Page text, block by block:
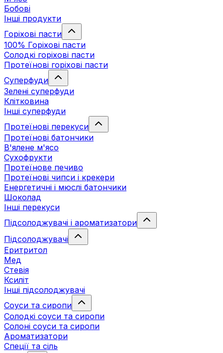
Бобові
Інші продукти
Горіхові пасти
100% Горіхові пасти
Солодкі горіхові пасти
Протеїнові горіхові пасти
Суперфуди
Зелені суперфуди
Клітковина
Інші суперфуди
Протеїнові перекуси
Протеїнові батончики
В'ялене м'ясо
Сухофрукти
Протеїнове печиво
Протеїнові чипси і крекери
Енергетичні і мюслі батончики
Шоколад
Інші перекуси
Підсолоджувачі і ароматизатори
Підсолоджувачі
Еритритол
Мед
Стевія
Ксиліт
Інші підсолоджувачі
Соуси та сиропи
Солодкі соуси та сиропи
Солоні соуси та сиропи
Ароматизатори
Спеції та сіль